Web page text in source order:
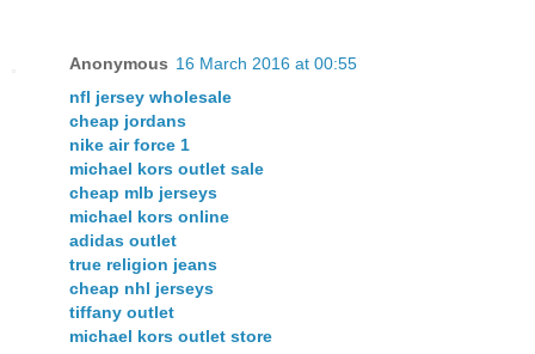
Anonymous 16 March 2016 at 00:55
nfl jersey wholesale
cheap jordans
nike air force 1
michael kors outlet sale
cheap mlb jerseys
michael kors online
adidas outlet
true religion jeans
cheap nhl jerseys
tiffany outlet
michael kors outlet store